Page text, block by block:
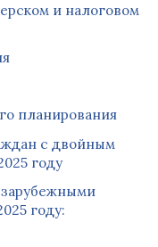
и налоговом
планирования
с двойным
году
году: